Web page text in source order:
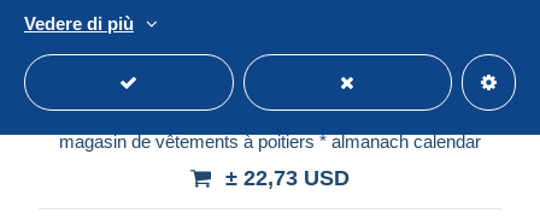
magasin de vêtements à poitiers * almanach calendar
± 22,73 USD
Vedere di più